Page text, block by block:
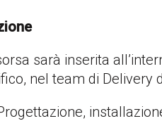
sarà inserita
nel team di Delivery